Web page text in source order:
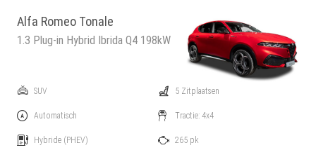
Alfa Romeo Tonale
1.3 Plug-in Hybrid Ibrida Q4 198kW
SUV
Automatisch
Hybride (PHEV)
5 Zitplaatsen
Tractie: 4x4
265 pk